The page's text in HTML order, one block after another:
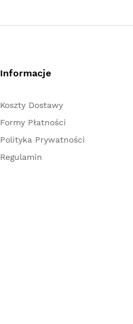
Informacje
Koszty Dostawy
Formy Płatności
Polityka Prywatności
Regulamin